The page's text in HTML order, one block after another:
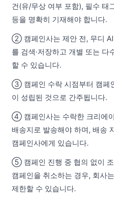
건(유/무상 여부 포함), 필수 태
등을 명확히 기재해야 합니다.
② 캠페인사는 제안 전, 무디 AI
를 검색·저장하고 개별 또는 다
할 수 있습니다.
③ 캠페인 수락 시점부터 캠페
이 성립된 것으로 간주됩니다.
④ 캠페인사는 수락한 크리에
배송지로 발송해야 하며, 배송
캠페인사에게 있습니다.
⑤ 캠페인 진행 중 협의 없이
캠페인을 취소하는 경우, 회사
제한할 수 있습니다.